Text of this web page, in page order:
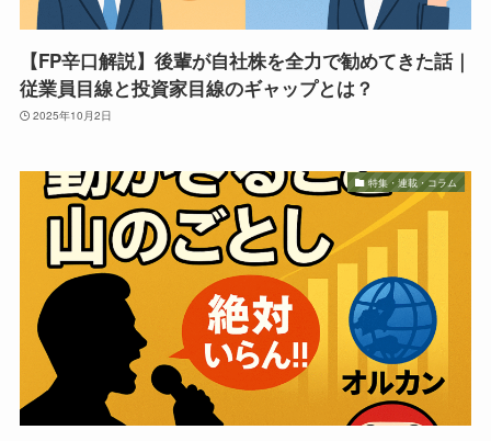
【FP辛口解説】後輩が自社株を全力で勧めてきた話｜
従業員目線と投資家目線のギャップとは？
2025年10月2日
特集・連載・コラム